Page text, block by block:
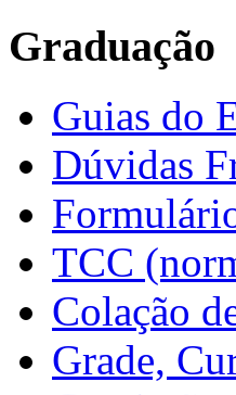
Graduação
Guias do
Dúvidas
TCC
Colação
Grade,